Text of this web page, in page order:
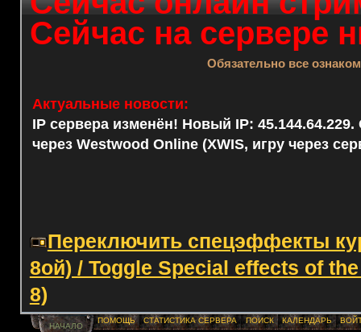
Сейчас на сервере
Обязательно все
Актуальные новости:
IP сервера изменён! Новый IP: 45.144.64.229.
через Westwood Online (XWIS, игру через
Переключить спецэффекты
8ой) / Toggle Special effects of
8)
НАЧАЛО
ПОМОЩЬ СТАТИСТИКА СЕРВЕРА ПОИСК КАЛЕНДАРЬ